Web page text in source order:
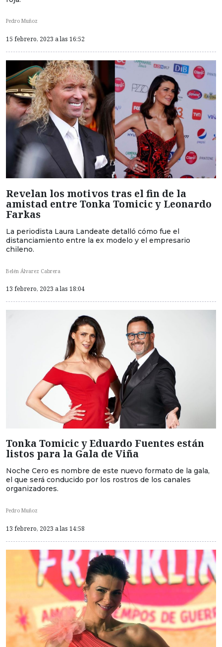
Pedro Muñoz
15 febrero, 2023 a las 16:52
Revelan los motivos tras el fin de la
amistad entre Tonka Tomicic y Leonardo
Farkas
La periodista Laura Landeate detalló cómo fue el
distanciamiento entre la ex modelo y el empresario
chileno.
Belén Álvarez Cabrera
13 febrero, 2023 a las 18:04
Tonka Tomicic y Eduardo Fuentes están
listos para la Gala de Viña
Noche Cero es nombre de este nuevo formato de la gala,
el que será conducido por los rostros de los canales
organizadores.
Pedro Muñoz
13 febrero, 2023 a las 14:58